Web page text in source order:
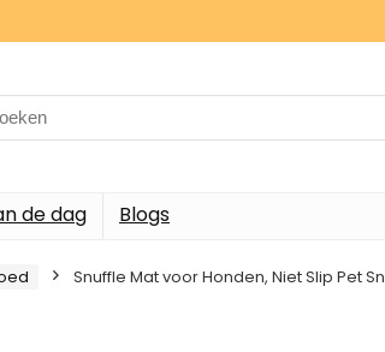
de dag Blogs
Snuffle Mat voor Honden, Niet Slip Pet